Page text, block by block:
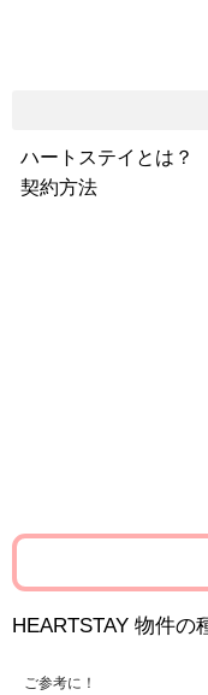
ハートステイとは？
契約方法
HEARTSTAY 物件の
ご参考に！